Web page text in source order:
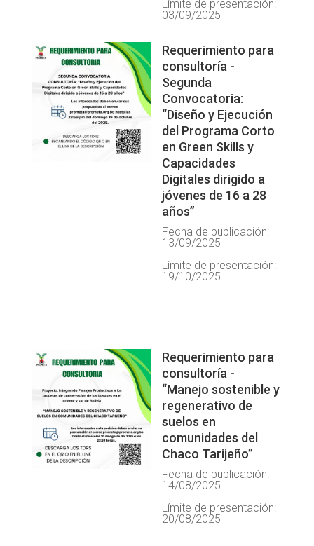
Límite de presentación:
03/09/2025
Requerimiento para
consultoría -
Segunda
Convocatoria:
“Diseño y Ejecución
del Programa Corto
en Green Skills y
Capacidades
Digitales dirigido a
jóvenes de 16 a 28
años”
Fecha de publicación:
13/09/2025
Límite de presentación:
19/10/2025
Requerimiento para
consultoría -
“Manejo sostenible y
regenerativo de
suelos en
comunidades del
Chaco Tarijeño”
Fecha de publicación:
14/08/2025
Límite de presentación:
20/08/2025